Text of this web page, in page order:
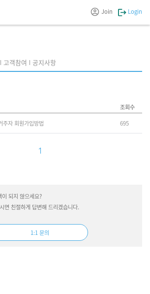
Join Login
고객참여
공지사항
조회수
주자 회원가입방법 695
1
되지 않으세요?
면 친절하게 답변해 드리겠습니다.
1:1 문의